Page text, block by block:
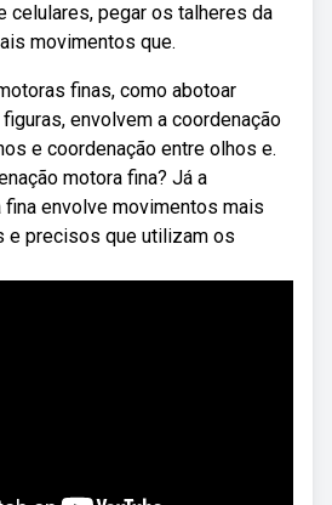
celulares, pegar os talheres da
movimentos que.
finas, como abotoar
envolvem a coordenação
e coordenação entre olhos e.
motora fina? Já a
envolve movimentos mais
e precisos que utilizam os